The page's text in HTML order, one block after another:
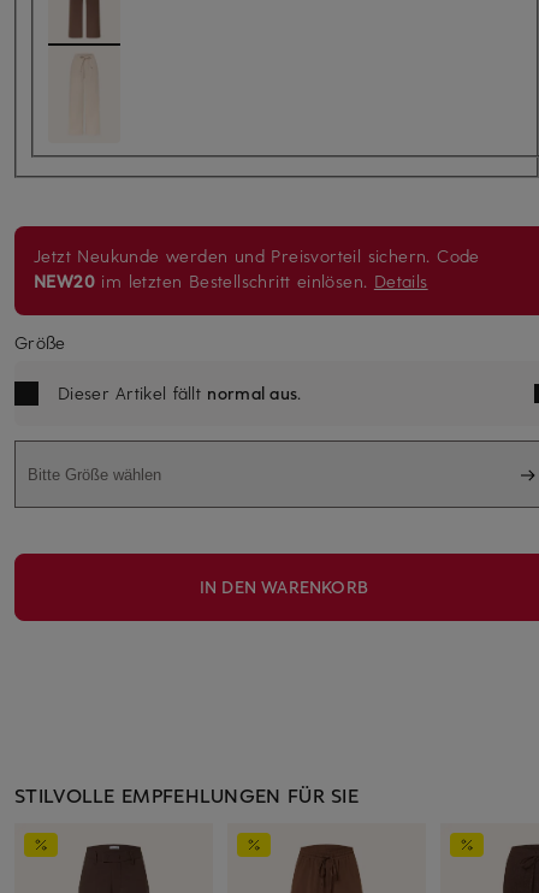
Jetzt Neukunde werden und Preisvorteil sichern. Code
NEW20 im letzten Bestellschritt einlösen. Details
Größe
Dieser Artikel fällt normal aus.
Bitte Größe wählen
IN DEN WARENKORB
STILVOLLE EMPFEHLUNGEN FÜR SIE